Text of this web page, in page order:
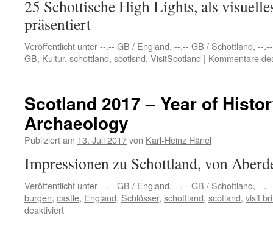
25 Schottische High Lights, als
präsentiert
Veröffentlicht unter--.-- GB / England, --.-- GB / Schottland, --
GB, Kultur, schottland, scotlsnd, VisitScotland | Kommentare
Scotland 2017 – Year of
Archaeology
Publiziert am 13. Juli 2017von Karl-Heinz Hänel
Impressionen zu Schottland, von
Veröffentlicht unter--.-- GB / England, --.-- GB / Schottland, --
burgen, castle, England, Schlösser, schottland, scotland, visit
deaktiviertfür